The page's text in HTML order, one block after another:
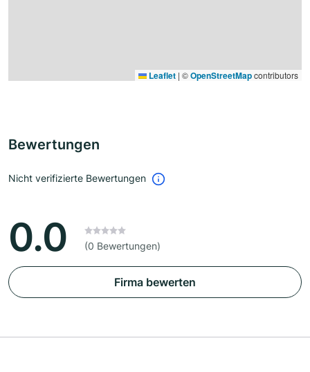
Leaflet | ©OpenStreetMapcontributors
Bewertungen
Nicht verifizierte Bewertungen
0.0 (0 Bewertungen)
Firma bewerten